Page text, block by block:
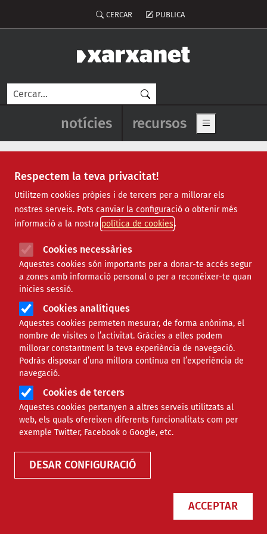
Respectem la teva privacitat!
Utilitzem cookies pròpies i de tercers per a millorar els
nostres serveis. Pots canviar la configuració o obtenir més
informació a la nostra política de cookies
Cookies necessàries
Aquestes cookies són importants per a donar-te accés segur
a zones amb informació personal o per a reconèixer-te quan
inicies sessió.
Cookies analítiques
Aquestes cookies permeten mesurar, de forma anònima, el
nombre de visites o l’activitat. Gràcies a elles podem
millorar constantment la teva experiència de navegació.
Podràs disposar d’una millora contínua en l’experiència de
navegació.
Cookies de tercers
Aquestes cookies pertanyen a altres serveis utilitzats al
web, els quals ofereixen diferents funcionalitats com per
exemple Twitter, Facebook o Google, etc.
DESAR CONFIGURACIÓ
ACCEPTAR
Menú del compte d'usuari
CERCAR PUBLICA
Cerca
Navegació principal de
notícies recursos Show main
Notícies
Totes | Ambiental | Comunitari | Cultural | Social
|
Internacional | Projectes | Jurídic | Tecnològic
Formació
Àmbit de la notícia
TECNOLÒGIC
Rayen Jara: “La regularització
extraordinària està deixant
veure alguna cosa més
estructural”
Comparteix
X Compartir en altres xarxes socials
Colectic-comunitari